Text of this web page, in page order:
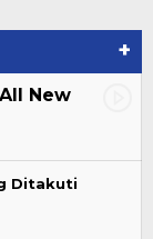
+
New
Ditakuti